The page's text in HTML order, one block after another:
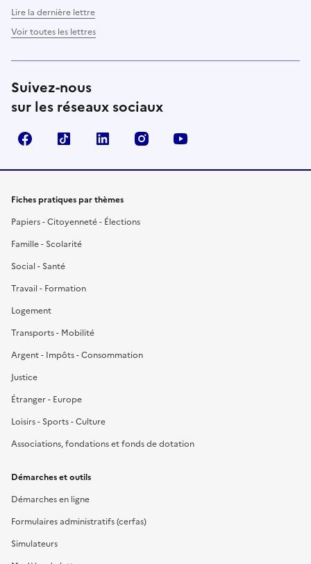
Lire la dernière lettre
Voir toutes les lettres
Suivez-nous
sur les réseaux sociaux
FacebookTikTok LinkedIn Instagram
Fiches pratiques par thèmes
Papiers - Citoyenneté - Élections
Famille - Scolarité
Social - Santé
Travail - Formation
Logement
Transports - Mobilité
Argent - Impôts - Consommation
Justice
Étranger - Europe
Loisirs - Sports - Culture
Associations, fondations et fonds de dotation
Démarches et outils
Démarches en ligne
Formulaires administratifs (cerfas)
Simulateurs